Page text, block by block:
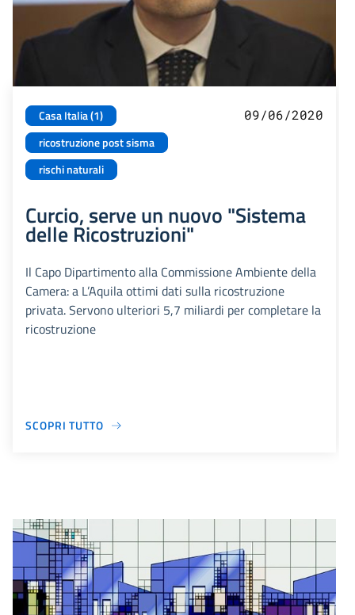
Casa Italia (1)
ricostruzione post sisma
rischi naturali
09/06/2020
Curcio, serve un nuovo "Sistema
delle Ricostruzioni"
Il Capo Dipartimento alla Commissione Ambiente della
Camera: a L’Aquila ottimi dati sulla ricostruzione
privata. Servono ulteriori 5,7 miliardi per completare la
ricostruzione
SCOPRI TUTTO